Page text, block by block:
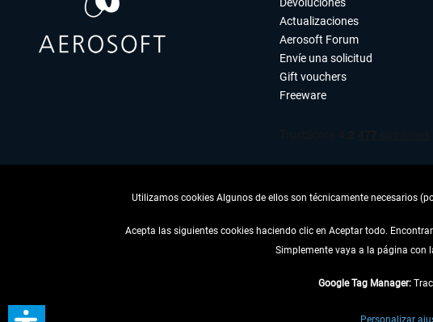
Actualizaciones
Aerosoft Forum
Envíe una solicitud
Gift vouchers
Freeware
DESISTIR DEL CONTRATO
Utilizamos cookies Algunos de ellos son técnicamente necesarios
Acepta las siguientes cookies haciendo clic en Aceptar todo.
Simplemente vaya a la página con
Google Tag Manager:
Personalizar